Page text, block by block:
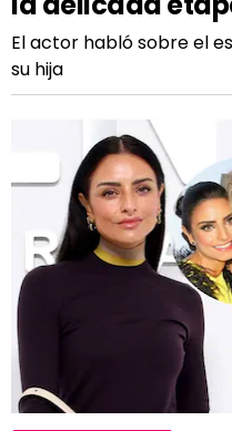
El actor habló sobre el
su hija